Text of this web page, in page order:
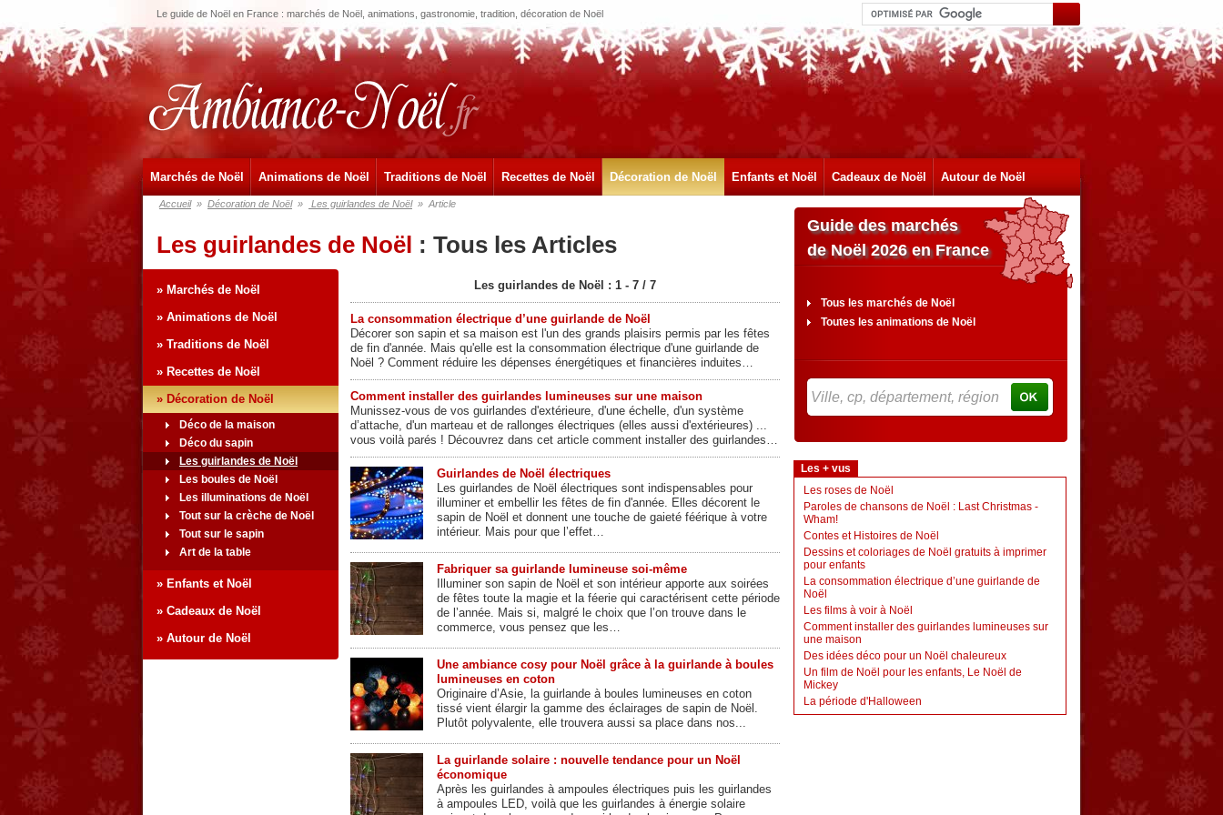
Le guide de Noël en France : marchés de Noël, animations, gastronomie, tradition, décoration de Noël
Marchés de Noël Animations de Noël Traditions de Noël Recettes de Noël Décoration de Noël Enfants et Noël Cadeaux de Noël Autour de Noël
Accueil » Décoration de Noël » Les guirlandes de Noël » Article
Les guirlandes de Noël : Tous les Articles
» Marchés de Noël
» Animations de Noël
» Traditions de Noël
» Recettes de Noël
» Décoration de Noël
Déco de la maison
Déco du sapin
Les guirlandes de Noël
Les boules de Noël
Les illuminations de Noël
Tout sur la crèche de Noël
Tout sur le sapin
Art de la table
» Enfants et Noël
» Cadeaux de Noël
» Autour de Noël
Les guirlandes de Noël : 1 - 7 / 7
La consommation électrique d’une guirlande de Noël
Décorer son sapin et sa maison est l'un des grands plaisirs permis par les fêtes
de fin d'année. Mais qu'elle est la consommation électrique d'une guirlande de
Noël ? Comment réduire les dépenses énergétiques et financières induites…
Comment installer des guirlandes lumineuses sur une maison
Munissez-vous de vos guirlandes d'extérieure, d'une échelle, d'un système
d’attache, d'un marteau et de rallonges électriques (elles aussi d'extérieures) ...
vous voilà parés ! Découvrez dans cet article comment installer des guirlandes…
Guirlandes de Noël électriques
Les guirlandes de Noël électriques sont indispensables pour
illuminer et embellir les fêtes de fin d'année. Elles décorent le
sapin de Noël et donnent une touche de gaieté féérique à votre
intérieur. Mais pour que l’effet…
Fabriquer sa guirlande lumineuse soi-même
Illuminer son sapin de Noël et son intérieur apporte aux soirées
de fêtes toute la magie et la féerie qui caractérisent cette période
de l’année. Mais si, malgré le choix que l’on trouve dans le
commerce, vous pensez que les…
Une ambiance cosy pour Noël grâce à la guirlande à boules
lumineuses en coton
Originaire d’Asie, la guirlande à boules lumineuses en coton
tissé vient élargir la gamme des éclairages de sapin de Noël.
Plutôt polyvalente, elle trouvera aussi sa place dans nos...
La guirlande solaire : nouvelle tendance pour un Noël
économique
Après les guirlandes à ampoules électriques puis les guirlandes
à ampoules LED, voilà que les guirlandes à énergie solaire
Guide des marchés
de Noël 2026 en France
Tous les marchés de Noël
Toutes les animations de Noël
Les + vus
Les roses de Noël
Paroles de chansons de Noël : Last Christmas -
Wham!
Contes et Histoires de Noël
Dessins et coloriages de Noël gratuits à imprimer
pour enfants
La consommation électrique d’une guirlande de
Noël
Les films à voir à Noël
Comment installer des guirlandes lumineuses sur
une maison
Des idées déco pour un Noël chaleureux
Un film de Noël pour les enfants, Le Noël de
Mickey
La période d'Halloween